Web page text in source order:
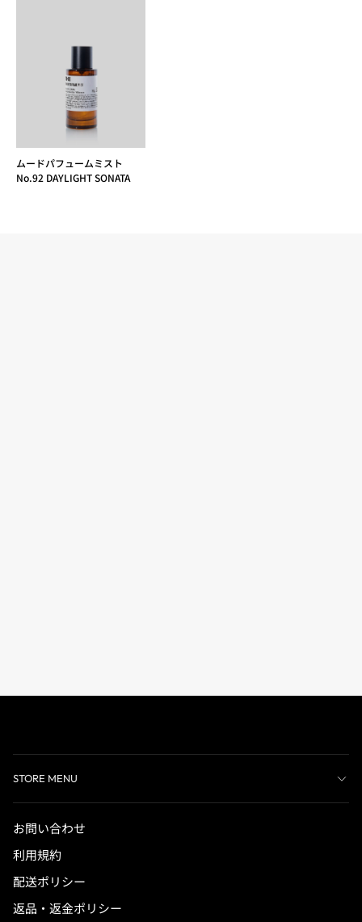
ムードパフュームミスト
No.92 DAYLIGHT SONATA
STORE MENU
お問い合わせ
利用規約
配送ポリシー
返品・返金ポリシー